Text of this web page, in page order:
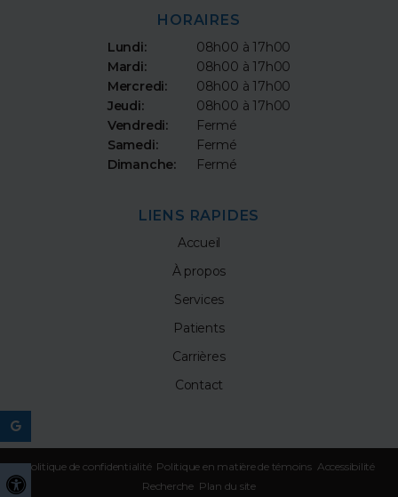
Version accessible
HORAIRES
Lundi:
08h00 à 17h00
Mardi:
08h00 à 17h00
Mercredi:
08h00 à 17h00
Jeudi:
08h00 à 17h00
Vendredi:
Fermé
Samedi:
Fermé
Dimanche:
Fermé
LIENS RAPIDES
Accueil
À propos
Services
Patients
Carrières
Contact
Politique de confidentialité Politique en matière de témoins Accessibilité
Recherche Plan du site